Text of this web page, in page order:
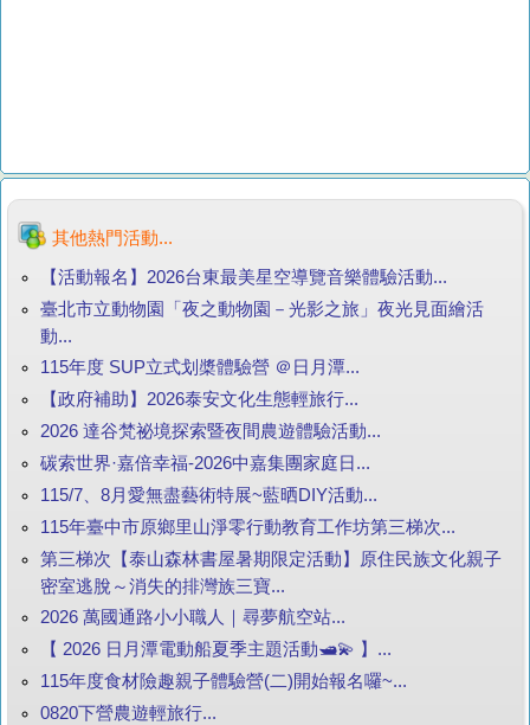
其他熱門活動...
【活動報名】2026台東最美星空導覽音樂體驗活動...
臺北市立動物園「夜之動物園－光影之旅」夜光見面繪活
動...
115年度 SUP立式划槳體驗營 ＠日月潭...
【政府補助】2026泰安文化生態輕旅行...
2026 達谷梵祕境探索暨夜間農遊體驗活動...
碳索世界·嘉倍幸福-2026中嘉集團家庭日...
115/7、8月愛無盡藝術特展~藍晒DIY活動...
115年臺中市原鄉里山淨零行動教育工作坊第三梯次...
第三梯次【泰山森林書屋暑期限定活動】原住民族文化親子
密室逃脫～消失的排灣族三寶...
2026 萬國通路小小職人｜尋夢航空站...
【 2026 日月潭電動船夏季主題活動🛥️💫 】...
115年度食材險趣親子體驗營(二)開始報名囉~...
0820下營農遊輕旅行...